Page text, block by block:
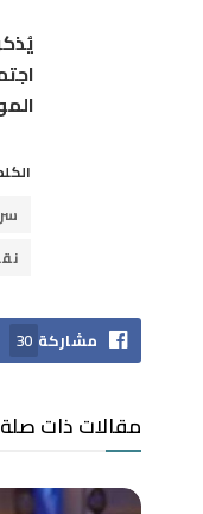
مشاركة 30
مقالات ذات صلة